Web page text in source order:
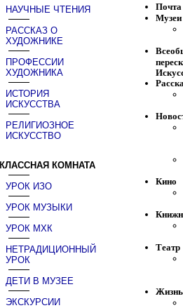
НАУЧНЫЕ ЧТЕНИЯ
РАССКАЗ О
ХУДОЖНИКЕ
ПРОФЕССИИ
ХУДОЖНИКА
ИСТОРИЯ
ИСКУССТВА
РЕЛИГИОЗНОЕ
ИСКУССТВО
КЛАССНАЯ КОМНАТА
УРОК ИЗО
УРОК МУЗЫКИ
УРОК МХК
НЕТРАДИЦИОННЫЙ
УРОК
ДЕТИ В МУЗЕЕ
ЭКСКУРСИИ
Почта
Кино
Театр
Жизнь